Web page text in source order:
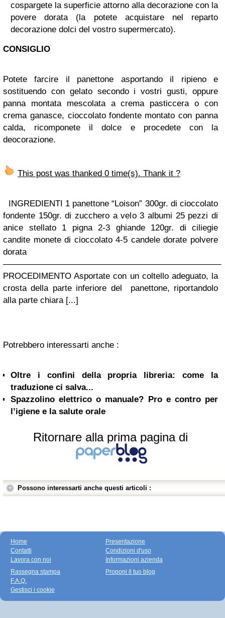
cospargete la superficie attorno alla decorazione con la
povere dorata (la potete acquistare nel reparto
decorazione dolci del vostro supermercato).
CONSIGLIO
Potete farcire il panettone asportando il ripieno e
sostituendo con gelato secondo i vostri gusti, oppure
panna montata mescolata a crema pasticcera o con
crema ganasce, cioccolato fondente montato con panna
calda, ricomponete il dolce e procedete con la
deocorazione.
This post was thanked 0 time(s). Thank it ?
INGREDIENTI 1 panettone “Loison” 300gr. di cioccolato
fondente 150gr. di zucchero a velo 3 albumi 25 pezzi di
anice stellato 1 pigna 2-3 ghiande 120gr. di ciliegie
candite monete di cioccolato 4-5 candele dorate polvere
dorata
—————————————————————————–
PROCEDIMENTO Asportate con un coltello adeguato, la
crosta della parte inferiore del panettone, riportandolo
alla parte chiara [...]
Potrebbero interessarti anche :
Oltre i confini della propria libreria: come la
traduzione ci salva...
Spazzolino elettrico o manuale? Pro e contro per
l’igiene e la salute orale
Ritornare alla prima pagina di
Possono interessarti anche questi articoli :
Home
Contatti
Lavora con noi
Presentazione
Condizioni d'uso
Informazioni azienda
Rassegna stampa
F.A.Q.
Gestisci i cookie
Proponi il tuo blog